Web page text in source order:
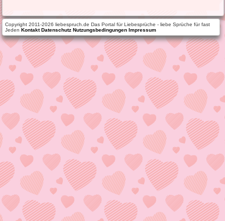
Copyright 2011-2026 liebespruch.de Das Portal für Liebesprüche - liebe Sprüche für fast
JedenKontakt Datenschutz Nutzungsbedingungen Impressum